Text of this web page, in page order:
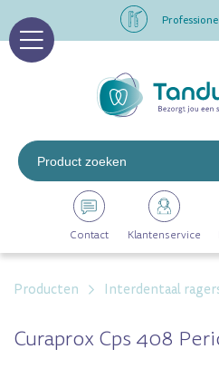
Op werkdagen voor
Altijd
Contact Klantenservice
Producten Interdentaal
Curaprox Cps 408